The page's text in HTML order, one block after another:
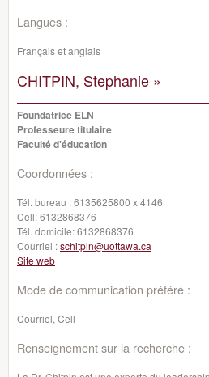
Langues :
Français et anglais
CHITPIN, Stephanie »
Foundatrice ELN
Professeure titulaire
Faculté d'éducation
Coordonnées :
Tél. bureau :6135625800 x 4146
Cell:6132868376
Tél. domicile:6132868376
Courriel :schitpin@uottawa.ca
Site web
Mode de communication préféré :
Courriel, Cell
Renseignement sur la recherche :